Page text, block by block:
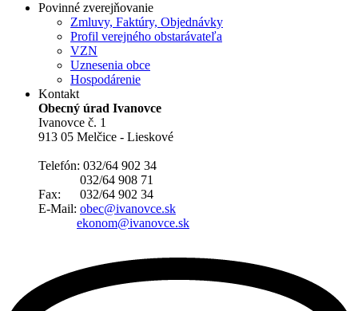
Povinné zverejňovanie
Zmluvy, Faktúry, Objednávky
Profil verejného obstarávateľa
VZN
Uznesenia obce
Hospodárenie
Kontakt
Obecný úrad Ivanovce
Ivanovce č. 1
913 05 Melčice - Lieskové
Telefón: 032/64 902 34
032/64 908 71
Fax: 032/64 902 34
E-Mail: obec@ivanovce.sk
ekonom@ivanovce.sk